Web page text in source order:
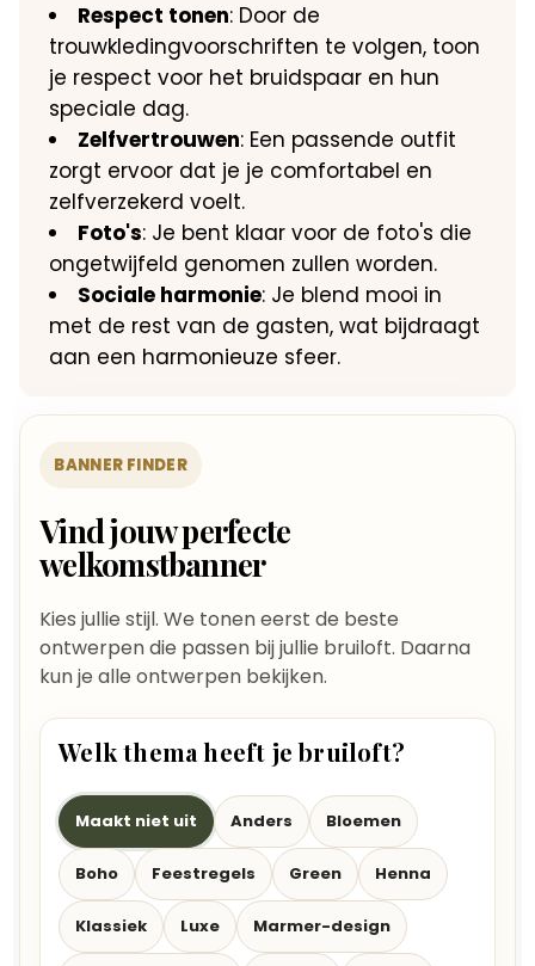
Respect tonen: Door de
trouwkledingvoorschriften te volgen, toon
je respect voor het bruidspaar en hun
speciale dag.
Zelfvertrouwen: Een passende outfit
zorgt ervoor dat je je comfortabel en
zelfverzekerd voelt.
Foto's: Je bent klaar voor de foto's die
ongetwijfeld genomen zullen worden.
Sociale harmonie: Je blend mooi in
met de rest van de gasten, wat bijdraagt
aan een harmonieuze sfeer.
BANNER FINDER
Vind jouw perfecte
welkomstbanner
Kies jullie stijl. We tonen eerst de beste
ontwerpen die passen bij jullie bruiloft. Daarna
kun je alle ontwerpen bekijken.
Welk thema heeft je bruiloft?
Maakt niet uit Anders Bloemen
Boho Feestregels Green Henna
Klassiek Luxe Marmer-design